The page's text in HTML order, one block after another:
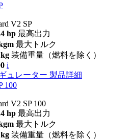
V2 SP
hp 最高出力
最大トルク
装備重量（燃料を除く）
i
ュレーター 製品詳細
100
V2 SP 100
hp 最高出力
最大トルク
装備重量（燃料を除く）